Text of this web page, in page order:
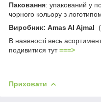
Паковання: упакований у
чорного кольору з
Виробник: Amas Al Ajmal
В наявності весь
подивитися тут===>
Приховати